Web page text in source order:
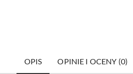
OPIS OPINIE I OCENY (0)